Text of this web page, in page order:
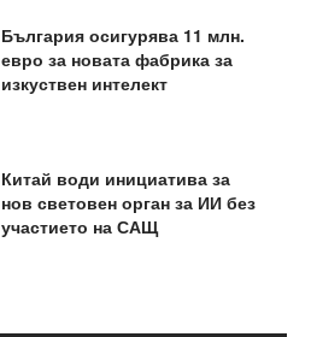
България осигурява 11 млн.
евро за новата фабрика за
изкуствен интелект
Китай води инициатива за
нов световен орган за ИИ без
участието на САЩ